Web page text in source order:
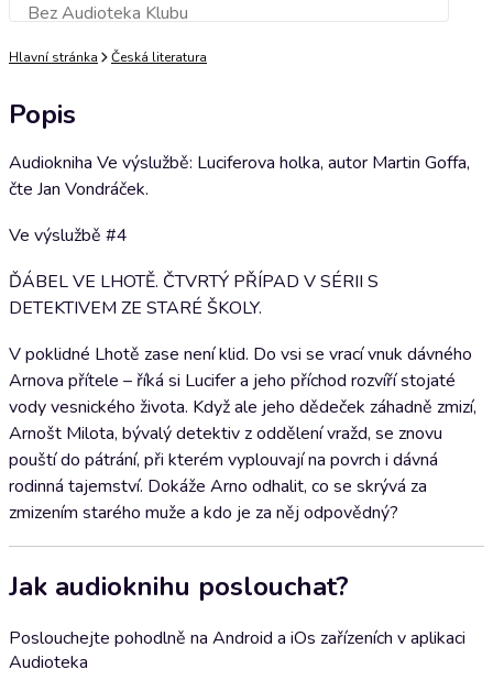
Bez Audioteka KlubuPřidat do košíku
Hlavní stránka Česká literatura
Popis
Audiokniha Ve výslužbě: Luciferova holka, autor Martin Goffa,
čte Jan Vondráček.
Ve výslužbě #4
ĎÁBEL VE LHOTĚ. ČTVRTÝ PŘÍPAD V SÉRII S
DETEKTIVEM ZE STARÉ ŠKOLY.
V poklidné Lhotě zase není klid. Do vsi se vrací vnuk dávného
Arnova přítele – říká si Lucifer a jeho příchod rozvíří stojaté
vody vesnického života. Když ale jeho dědeček záhadně zmizí,
Arnošt Milota, bývalý detektiv z oddělení vražd, se znovu
pouští do pátrání, při kterém vyplouvají na povrch i dávná
rodinná tajemství. Dokáže Arno odhalit, co se skrývá za
zmizením starého muže a kdo je za něj odpovědný?
Jak audioknihu poslouchat?
Poslouchejte pohodlně na Android a iOs zařízeních v aplikaci
Audioteka